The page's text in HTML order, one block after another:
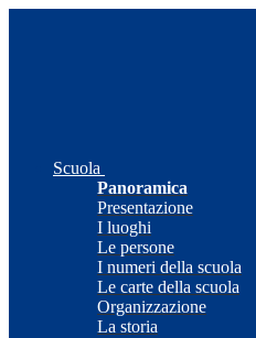
Scuola
Panoramica
Presentazione
I luoghi
Le persone
I numeri della scuola
Le carte della scuola
Organizzazione
La storia